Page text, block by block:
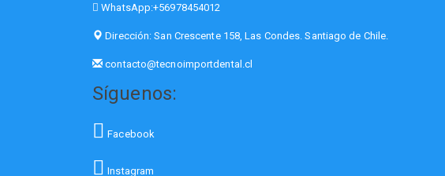
WhatsApp:+56978454012
Dirección:San Crescente 158, Las Condes. Santiago de Chile.
contacto@tecnoimportdental.cl
Síguenos:
Facebook
Instagram